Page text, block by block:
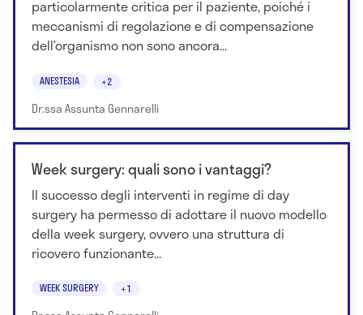
particolarmente critica per il paziente, poiché i
meccanismi di regolazione e di compensazione
dell’organismo non sono ancora...
ANESTESIA +2
Dr.ssa Assunta Gennarelli
Week surgery: quali sono i vantaggi?
Il successo degli interventi in regime di day
surgery ha permesso di adottare il nuovo modello
della week surgery, ovvero una struttura di
ricovero funzionante...
WEEK SURGERY +1